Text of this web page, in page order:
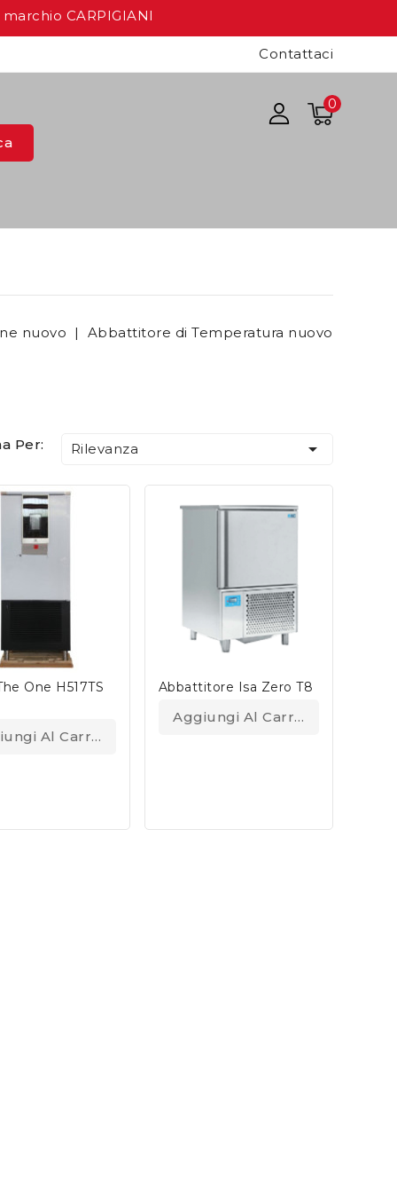
CARPIGIANI
Contattaci
0
nuovo Abbattitore di Temperatura nuovo
Per: Rilevanza 
One H517TS
Al Carrello
Abbattitore Isa Zero T8
Aggiungi Al Carrello